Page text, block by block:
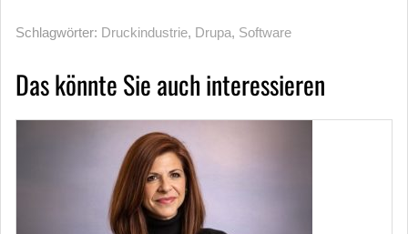
Schlagwörter: Druckindustrie, Drupa, Software
Das könnte Sie auch interessieren